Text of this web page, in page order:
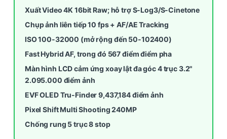
Xuất Video 4K 16bit Raw; hỗ trợ S-Log3/S-Cinetone
Chụp ảnh liên tiếp 10 fps + AF/AE Tracking
ISO 100-32000 (mở rộng đến 50-102400)
Fast Hybrid AF, trong đó 567 điểm điểm pha
Màn hình LCD cảm ứng xoay lật đa góc 4 trục 3.2"
2.095.000 điểm ảnh
EVF OLED Tru-Finder 9,437,184 điểm ảnh
Pixel Shift Multi Shooting 240MP
Chống rung 5 trục 8 stop